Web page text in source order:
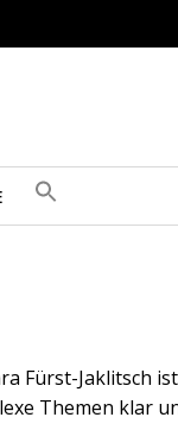
Fürst-Jaklitsch
Themen klar